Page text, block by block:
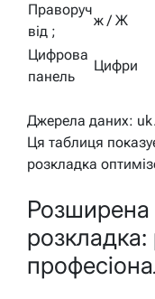
Праворуч
від ;
ж / Ж
Цифрова
панель
Цифри
Джерела даних:
Ця таблиця
розкладка
Розширена
розкладка: